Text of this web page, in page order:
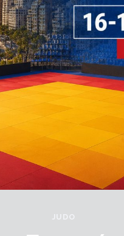
JUDO